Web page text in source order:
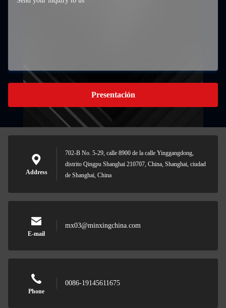
Presentación
Address
702-B No. 5-29, calle 8900 de la calle Yinggangdong,
distrito Qingpu Shanghai 210707, China, Shanghai, ciudad
de Shanghai, China
E-mail
mx03@minxingchina.com
Phone
0086-19145611675